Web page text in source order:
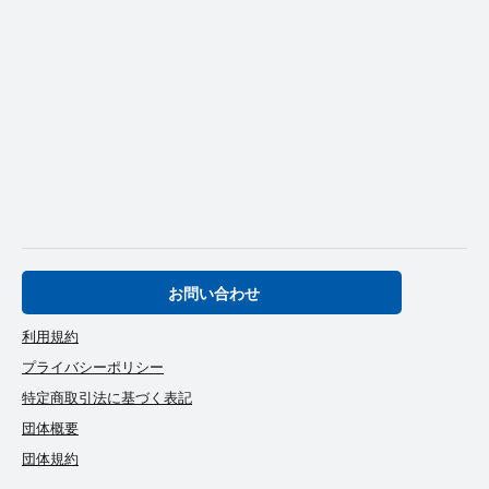
お問い合わせ
利用規約
プライバシーポリシー
特定商取引法に基づく表記
団体概要
団体規約